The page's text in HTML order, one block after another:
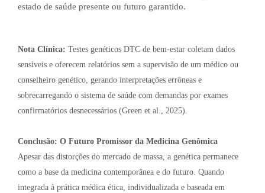
estado de saúde presente ou futuro garantido.
Nota Clínica: Testes genéticos DTC de bem-estar coletam dados
sensíveis e oferecem relatórios sem a supervisão de um médico ou
conselheiro genético, gerando interpretações errôneas e
sobrecarregando o sistema de saúde com demandas por exames
confirmatórios desnecessários (Green et al., 2025).
Conclusão: O Futuro Promissor da Medicina Genômica
Apesar das distorções do mercado de massa, a genética permanece
como a base da medicina contemporânea e do futuro. Quando
integrada à prática médica ética, individualizada e baseada em